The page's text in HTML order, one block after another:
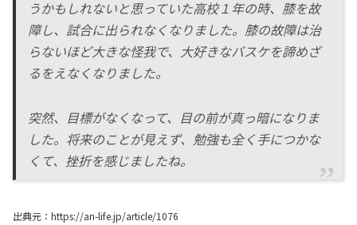
うかもしれないと思っていた高校１年の時、膝を故
障し、試合に出られなくなりました。膝の故障は治
らないほど大きな怪我で、大好きなバスケを諦めざ
るをえなくなりました。
突然、目標がなくなって、目の前が真っ暗になりま
した。将来のことが見えず、勉強も全く手につかな
くて、挫折を感じましたね。
出典元：https://an-life.jp/article/1076